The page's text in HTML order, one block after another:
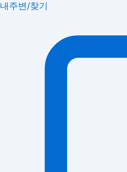
내주변/찾기